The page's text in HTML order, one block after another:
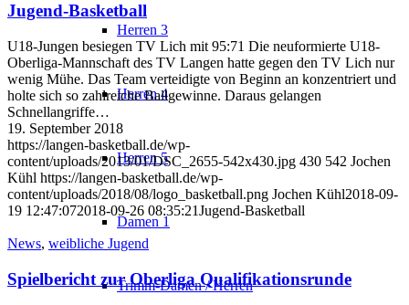
Herren 3
Herren 4
Herren 5
Damen 1
Trimm-Damen / Herren
Jugend-Basketball
U18-Jungen besiegen TV Lich mit 95:71 Die neuformierte U18-
Oberliga-Mannschaft des TV Langen hatte gegen den TV Lich nur
wenig Mühe. Das Team verteidigte von Beginn an konzentriert und
holte sich so zahlreiche Ballgewinne. Daraus gelangen
Schnellangriffe…
19. September 2018
https://langen-basketball.de/wp-
content/uploads/2013/01/DSC_2655-542x430.jpg 430 542 Jochen
Kühl https://langen-basketball.de/wp-
content/uploads/2018/08/logo_basketball.png Jochen Kühl2018-09-
19 12:47:072018-09-26 08:35:21Jugend-Basketball
News, weibliche Jugend
Spielbericht zur Oberliga Qualifikationsrunde